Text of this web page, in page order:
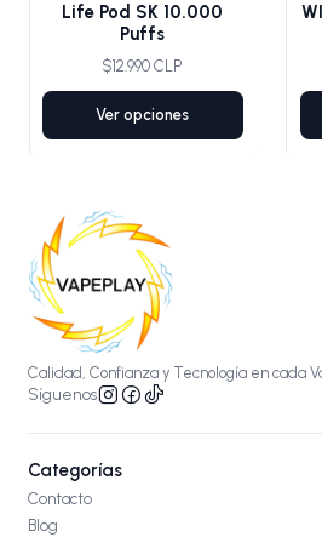
Life Pod SK 10.000
Puffs
$12.990 CLP
Ver opciones
Calidad, Confianza y Tecnología en cada
Síguenos
Categorías
Contacto
Blog